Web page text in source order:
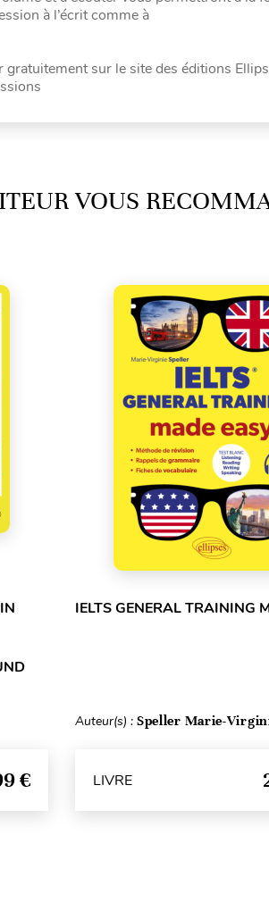
à l’écrit comme à
gratuitement sur le site des éditions
VOUS
€
IELTS GENERAL TRAINING
Auteur(s) : Speller Marie-
LIVRE